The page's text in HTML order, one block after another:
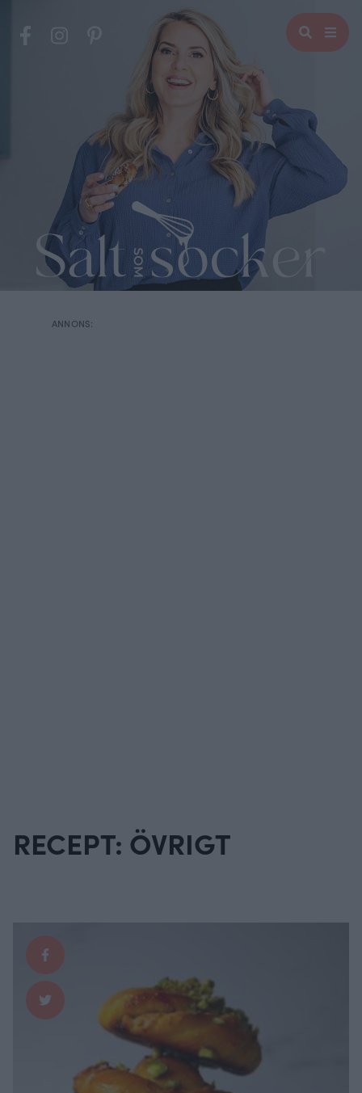
RECEPT: ÖVRIGT